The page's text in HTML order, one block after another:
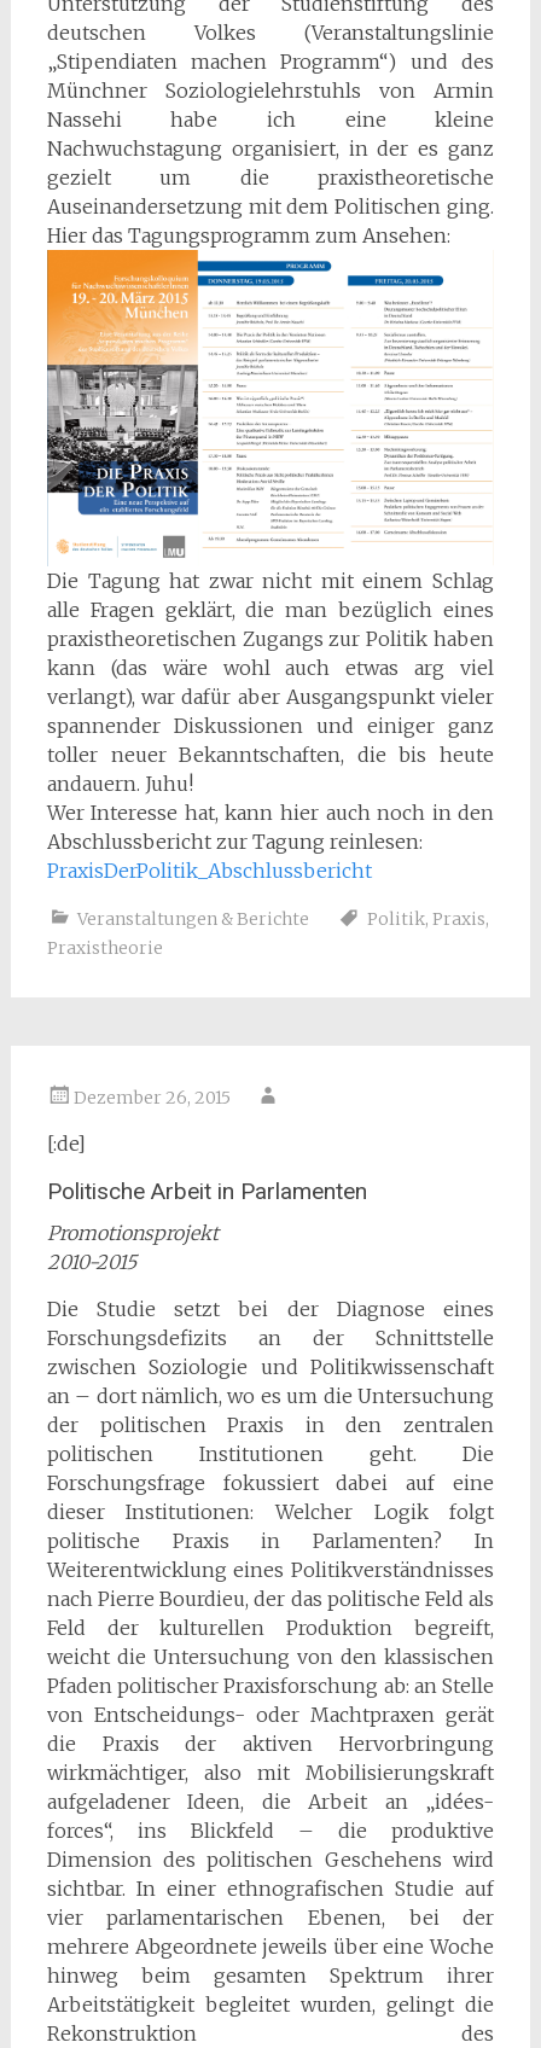
deutschen Volkes (Veranstaltungslinie
„Stipendiaten machen Programm“) und des
Münchner Soziologielehrstuhls von Armin
Nassehi habe ich eine kleine
Nachwuchstagung organisiert, in der es ganz
gezielt um die praxistheoretische
Auseinandersetzung mit dem Politischen ging.
Hier das Tagungsprogramm zum Ansehen:
Die Tagung hat zwar nicht mit einem Schlag
alle Fragen geklärt, die man bezüglich eines
praxistheoretischen Zugangs zur Politik haben
kann (das wäre wohl auch etwas arg viel
verlangt), war dafür aber Ausgangspunkt vieler
spannender Diskussionen und einiger ganz
toller neuer Bekanntschaften, die bis heute
andauern. Juhu!
Wer Interesse hat, kann hier auch noch in den
Abschlussbericht zur Tagung reinlesen:
PraxisDerPolitik_Abschlussbericht
Veranstaltungen & Berichte Politik, Praxis,
Praxistheorie
Dezember 26, 2015
[:de]
Politische Arbeit in Parlamenten
Promotionsprojekt
2010-2015
Die Studie setzt bei der Diagnose eines
Forschungsdefizits an der Schnittstelle
zwischen Soziologie und Politikwissenschaft
an – dort nämlich, wo es um die Untersuchung
der politischen Praxis in den zentralen
politischen Institutionen geht. Die
Forschungsfrage fokussiert dabei auf eine
dieser Institutionen: Welcher Logik folgt
politische Praxis in Parlamenten? In
Weiterentwicklung eines Politikverständnisses
nach Pierre Bourdieu, der das politische Feld als
Feld der kulturellen Produktion begreift,
weicht die Untersuchung von den klassischen
Pfaden politischer Praxisforschung ab: an Stelle
von Entscheidungs- oder Machtpraxen gerät
die Praxis der aktiven Hervorbringung
wirkmächtiger, also mit Mobilisierungskraft
aufgeladener Ideen, die Arbeit an „idées-
forces“, ins Blickfeld – die produktive
Dimension des politischen Geschehens wird
sichtbar. In einer ethnografischen Studie auf
vier parlamentarischen Ebenen, bei der
mehrere Abgeordnete jeweils über eine Woche
hinweg beim gesamten Spektrum ihrer
Arbeitstätigkeit begleitet wurden, gelingt die
Rekonstruktion des